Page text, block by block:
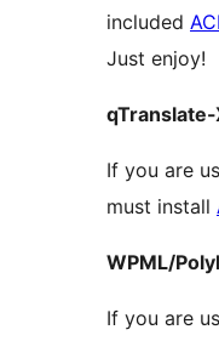
included
Just enjoy!
qTranslate-
If you are
must install
WPML/
If you are